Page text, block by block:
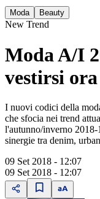
Moda Beauty
New Trend
Moda A/I
vestirsi
I nuovi codici della
che sfocia nei trend
l'autunno/inverno 2018-
sinergie tra denim,
09 Set 2018 - 12:07
09 Set 2018 - 12:07